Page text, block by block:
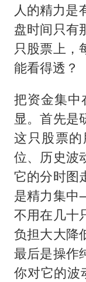
人的精力是
盘时间只有
只股票上，
能看得透？
把资金集中
显。首先
这只股票
位、历史波
它的分时图
是精力集中
不用在几十
负担大大降
最后是操作
你对它的波